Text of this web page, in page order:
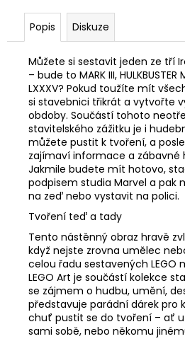
Popis Diskuze
Můžete si sestavit jeden ze tří
– bude to MARK III, HULKBUSTER
LXXXV? Pokud toužíte mít
si stavebnici třikrát a vytvořte
obdoby. Součástí tohoto
stavitelského zážitku je i
můžete pustit k tvoření, a
zajímaví informace a zábavné
Jakmile budete mít hotovo,
podpisem studia Marvel a pak
na zeď nebo vystavit na polici.
Tvoření teď a tady
Tento nástěnný obraz hravě
když nejste zrovna umělec
celou řadu sestavených LEGO
LEGO Art je součástí kolekce
se zájmem o hudbu, umění,
představuje parádní dárek pro
chuť pustit se do tvoření – ať
sami sobě, nebo někomu
LEGO®
IDEAS
21347
ČERVENÁ
LONDÝNSKÁ
TELEFONNÍ
BUDKA
499
Kč